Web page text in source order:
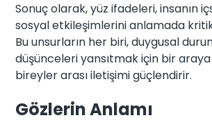
Sonuç olarak, yüz ifadeleri, insanın
sosyal etkileşimlerini anlamada
Bu unsurların her biri, duygusal
düşünceleri yansıtmak için bir
bireyler arası iletişimi güçlendirir.
Gözlerin Anlamı